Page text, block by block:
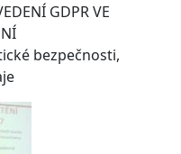
GDPR VE
bezpečnosti,